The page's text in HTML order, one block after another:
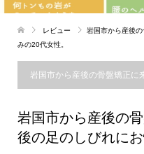
レビュー
岩国市から産後
みの20代女性。
岩国市から産後の骨盤矯正に
岩国市から産後の
後の足のしびれに